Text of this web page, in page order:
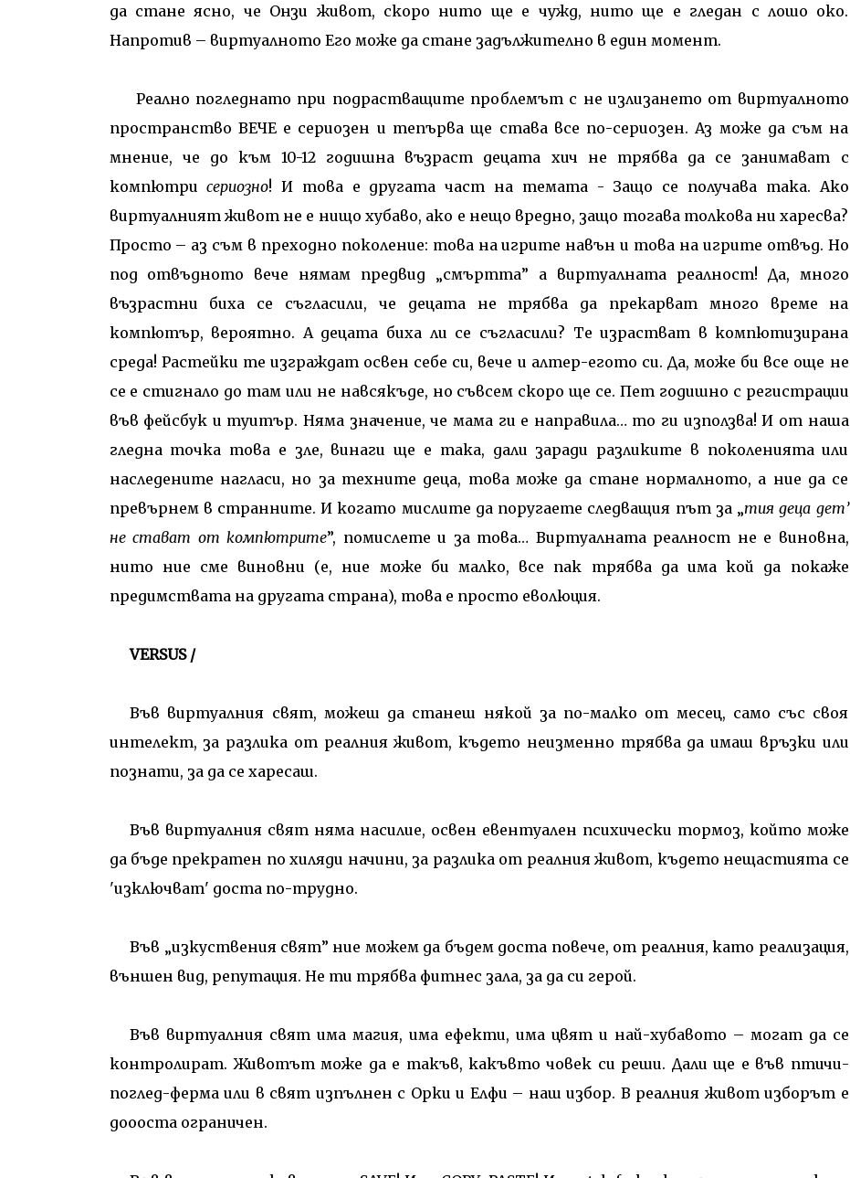
да стане ясно, че Онзи живот, скоро нито ще е чужд, нито ще е гледан с лошо око.
Напротив – виртуалното Его може да стане задължително в един момент.
Реално погледнато при подрастващите проблемът с не излизането от виртуалното
пространство ВЕЧЕ е сериозен и тепърва ще става все по-сериозен. Аз може да съм на
мнение, че до към 10-12 годишна възраст децата хич не трябва да се занимават с
компютрисериозно! И това е другата част на темата - Защо се получава така. Ако
виртуалният живот не е нищо хубаво, ако е нещо вредно, защо тогава толкова ни харесва?
Просто – аз съм в преходно поколение: това на игрите навън и това на игрите отвъд. Но
под отвъдното вече нямам предвид „смъртта” а виртуалната реалност! Да, много
възрастни биха се съгласили, че децата не трябва да прекарват много време на
компютър, вероятно. А децата биха ли се съгласили? Те израстват в компютизирана
среда! Растейки те изграждат освен себе си, вече и алтер-егото си. Да, може би все още не
се е стигнало до там или не навсякъде, но съвсем скоро ще се. Пет годишно с регистрации
във фейсбук и туитър. Няма значение, че мама ги е направила… то ги използва! И от наша
гледна точка това е зле, винаги ще е така, дали заради разликите в поколенията или
наследените нагласи, но за техните деца, това може да стане нормалното, а ние да се
превърнем в странните. И когато мислите да поругаете следващия път за „тия деца дет’
не стават от компютрите”, помислете и за това… Виртуалната реалност не е виновна,
нито ние сме виновни (е, ние може би малко, все пак трябва да има кой да покаже
предимствата на другата страна), това е просто еволюция.
VERSUS /
Във виртуалния свят, можеш да станеш някой за по-малко от месец, само със своя
интелект, за разлика от реалния живот, където неизменно трябва да имаш връзки или
познати, за да се харесаш.
Във виртуалния свят няма насилие, освен евентуален психически тормоз, който може
да бъде прекратен по хиляди начини, за разлика от реалния живот, където нещастията се
'изключват' доста по-трудно.
Във „изкуствения свят” ние можем да бъдем доста повече, от реалния, като реализация,
външен вид, репутация. Не ти трябва фитнес зала, за да си герой.
Във виртуалния свят има магия, има ефекти, има цвят и най-хубавото – могат да се
контролират. Животът може да е такъв, какъвто човек си реши. Дали ще е във птичи-
поглед-ферма или в свят изпълнен с Орки и Елфи – наш избор. В реалния живот изборът е
доооста ограничен.